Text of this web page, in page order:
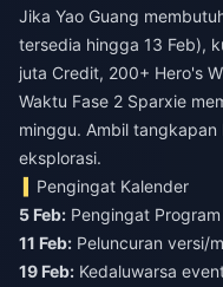
Jika Yao Guang
tersedia hingga 13 Feb),
juta Credit, 200+ Hero's
Waktu Fase 2 Sparxie
minggu. Ambil
eksplorasi.
Pengingat Kalender
5 Feb: Pengingat
11 Feb: Peluncuran versi/
19 Feb: Kedaluwarsa